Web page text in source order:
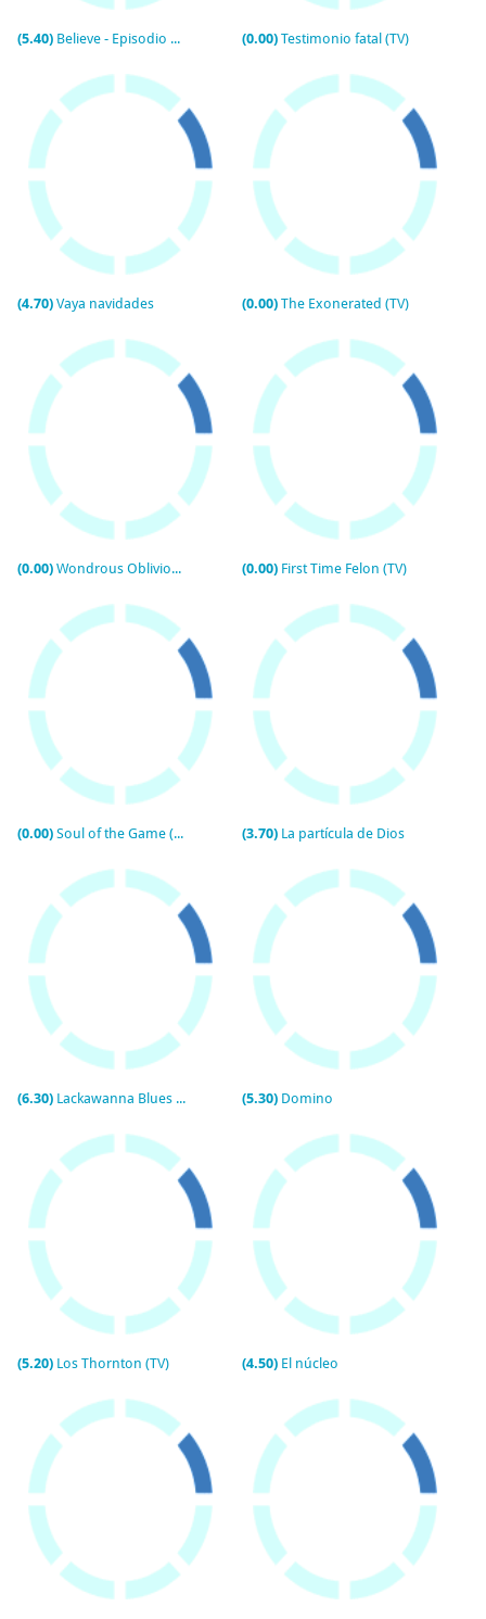
(5.40) Believe - Episodio piloto (TV) (0.00)Testimonio fatal (TV)
(4.70) Vaya navidades (0.00)The Exonerated (TV)
(0.00) Wondrous Oblivion (Sorpresas de la vida) (0.00) First Time Felon (TV)
(0.00) Soul of the Game (TV) (3.70) La partícula de Dios
(6.30) Lackawanna Blues (TV) (5.30) Domino
(5.20) Los Thornton (TV) (4.50) El núcleo